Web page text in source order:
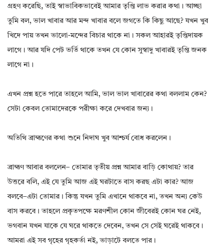
গ্রহণ করেছি, তাই স্বাভাবিকভাবেই আমার তৃপ্তি লাভ করার কথা। আচ্ছা
তুমি বল, ভাল খাবার আর মন্দ খাবার বলে জগতে কি কিছু আছে? যখন খুব
খিদে পায় তখন ভালো-মন্দের বিচার থাকে না। সকল আহারই তৃপ্তিদায়ক
লাগে। আর যদি পেট ভর্তি থাকে তখন যে কোন সুস্বাদু খাবারই তৃপ্তি জনক
লাগে না।
এখন প্রশ্ন হতে পারে তাহলে আমি, ভাল ভাল খাবারের কথা বললাম কেন?
সেটা কেবল তোমাদেরকে পরীক্ষা করে দেখবার জন্য।
অতিথি ব্রাহ্মণের কথা শুনে নিদাঘ খুব আশ্চর্য বোধ করলেন।
ব্রাহ্মণ আবার বললেন– তোমার তৃতীয় প্রশ্ন আমার বাড়ি কোথায়? তার
উত্তরে বলি, এই যে তুমি আজ এই ঘরটাতে বাস করছ এটা কার? আজ
বলবে–এটা তোমার। কিন্তু যখন তুমি এখানে থাকবে না, তখন অন্য কেউ
বাস করবে। তাহলে প্রকৃতপক্ষে মরণশীল কোন জীবেরই কোন ঘর নেই,
ভগবান যখন যাকে যে ঘরে থাকতে দেবেন, তখন সে সেই ঘরেই থাকবে।
আমরা এই সব গৃহের গৃহকর্তা নই, ভাড়াটে বলতে পার।